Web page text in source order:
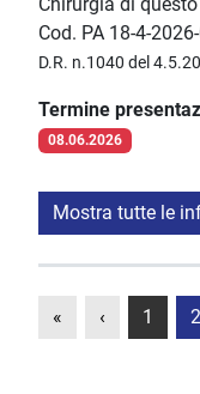
Chirurgia di
Cod. PA 18-4-
D.R. n.1040 del
Termine
08.06.2026
Mostra tutte le
« ‹ 1 2